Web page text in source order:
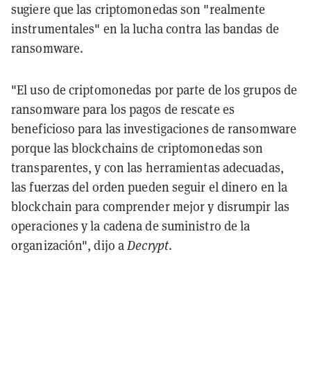
sugiere que las criptomonedas son "realmente
instrumentales" en la lucha contra las bandas de
ransomware.
"El uso de criptomonedas por parte de los grupos de
ransomware para los pagos de rescate es
beneficioso para las investigaciones de ransomware
porque las blockchains de criptomonedas son
transparentes, y con las herramientas adecuadas,
las fuerzas del orden pueden seguir el dinero en la
blockchain para comprender mejor y disrumpir las
operaciones y la cadena de suministro de la
organización", dijo aDecrypt.